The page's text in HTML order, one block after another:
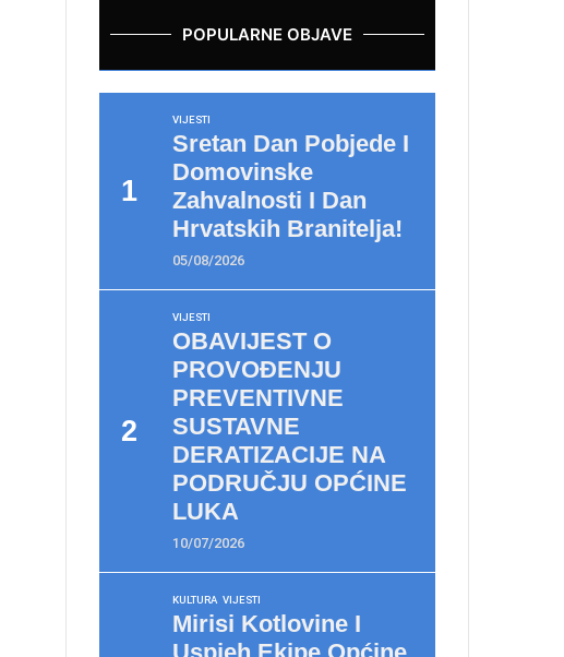
POPULARNE OBJAVE
VIJESTI
Sretan Dan Pobjede I
Domovinske
Zahvalnosti I Dan
Hrvatskih Branitelja!
05/08/2026
VIJESTI
OBAVIJEST O
PROVOĐENJU
PREVENTIVNE
SUSTAVNE
DERATIZACIJE NA
PODRUČJU OPĆINE
LUKA
10/07/2026
KULTURA VIJESTI
Mirisi Kotlovine I
Uspjeh Ekipe Općine